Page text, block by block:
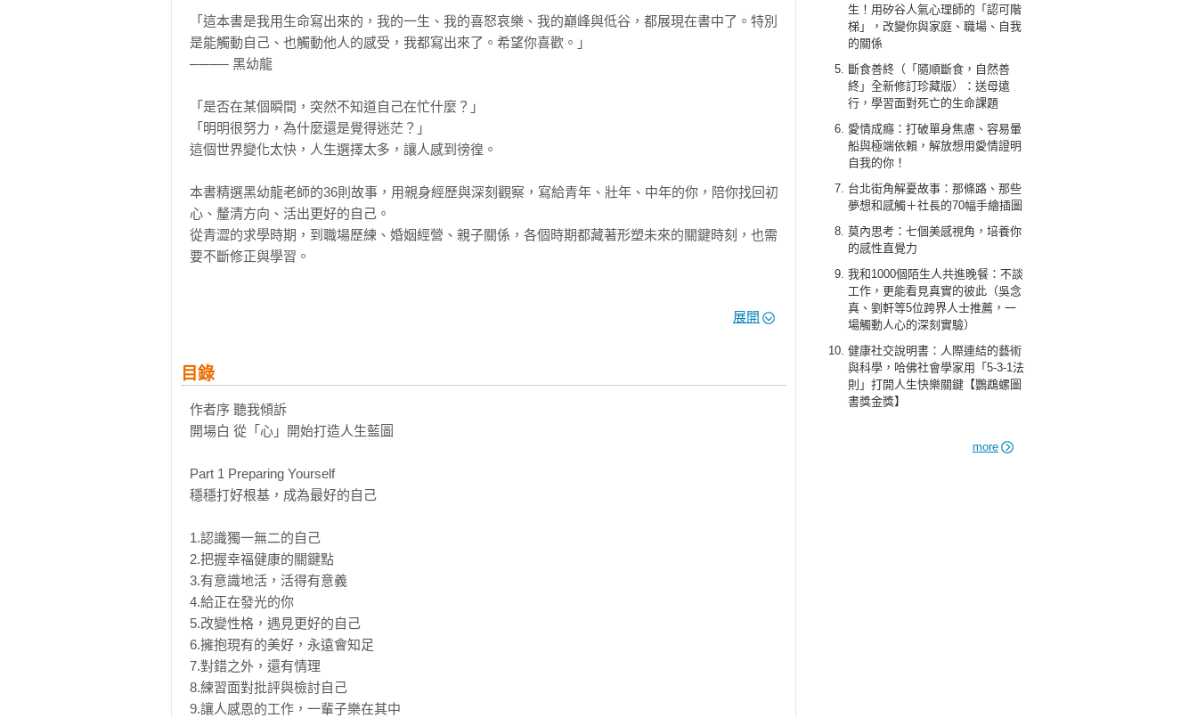
生！用矽谷人氣心理師的「認可階
梯」，改變你與家庭、職場、自我
的關係
斷食善終（「隨順斷食，自然善
終」全新修訂珍藏版）：送母遠
行，學習面對死亡的生命課題
愛情成癮：打破單身焦慮、容易暈
船與極端依賴，解放想用愛情證明
自我的你！
台北街角解憂故事：那條路、那些
夢想和感觸＋社長的70幅手繪插圖
莫內思考：七個美感視角，培養你
的感性直覺力
我和1000個陌生人共進晚餐：不談
工作，更能看見真實的彼此（吳念
真、劉軒等5位跨界人士推薦，一
場觸動人心的深刻實驗）
健康社交說明書：人際連結的藝術
與科學，哈佛社會學家用「5-3-1法
則」打開人生快樂關鍵【鸚鵡螺圖
書獎金獎】
more
「這本書是我用生命寫出來的，我的一生、我的喜怒哀樂、我的巔峰與低谷，都展現在書中了。特別
是能觸動自己、也觸動他人的感受，我都寫出來了。希望你喜歡。」
──── 黑幼龍
「是否在某個瞬間，突然不知道自己在忙什麼？」
「明明很努力，為什麼還是覺得迷茫？」
這個世界變化太快，人生選擇太多，讓人感到徬徨。
本書精選黑幼龍老師的36則故事，用親身經歷與深刻觀察，寫給青年、壯年、中年的你，陪你找回初
心、釐清方向、活出更好的自己。
從青澀的求學時期，到職場歷練、婚姻經營、親子關係，各個時期都藏著形塑未來的關鍵時刻，也需
要不斷修正與學習。
Involving yourself——全心投入的你，配速得當才能走得長久
這個階段的你，應該彈性地嘗試新事物，以最有效率的方式完成工作，尋求事業與家庭之間的平衡
點。
Being yourself——活成你喜歡的樣子，也會成為別人的光
這個階段的你，需要努力修復親子或夫妻關係，與自己和好，不要停下學習的腳步，才能用安定的
黑幼龍老師希望——陪著每一個讀者，透過一則則真實動人的故事，在面臨挑戰、關卡、徬徨、誘
惑、深陷幽微深處時，能引導你找到人生意義、生命價值、未來方向的亮光。
● 掌握這10大關鍵力，邁向幸福人生！
黑幼龍老師從36個故事中淬煉出的人生智慧：
① 擁有自信、溝通力、人際互動，才是人生的第一志願。
② 接受自己，喜歡別人，克服憂慮，開啟內在的自癒力量。
③ 真誠地給予讚美，體驗雙向流動的幸福感。
展開
目錄
作者序 聽我傾訴
開場白 從「心」開始打造人生藍圖
Part 1 Preparing Yourself
穩穩打好根基，成為最好的自己
1.認識獨一無二的自己
2.把握幸福健康的關鍵點
3.有意識地活，活得有意義
4.給正在發光的你
5.改變性格，遇見更好的自己
6.擁抱現有的美好，永遠會知足
7.對錯之外，還有情理
8.練習面對批評與檢討自己
9.讓人感恩的工作，一輩子樂在其中